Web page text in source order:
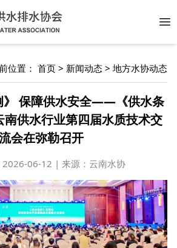
位置： 首页 > 新闻动态 > 地方水协动态
》 保障供水安全——《供水条
南供水行业第四届水质技术交
会在弥勒召开
2026-06-12 | 来源：云南水协